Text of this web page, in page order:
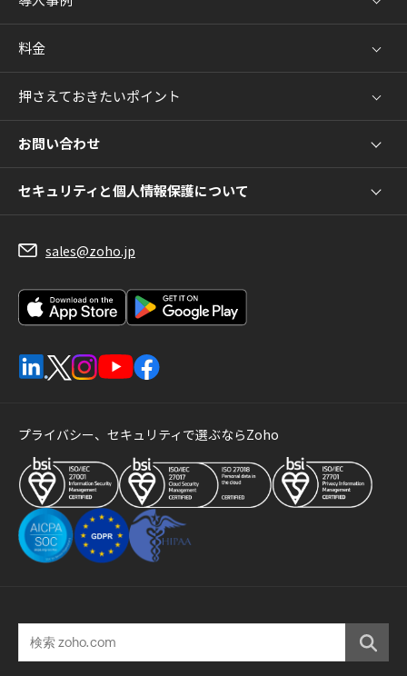
料金
押さえておきたいポイント
お問い合わせ
セキュリティと個人情報保護について
sales@zoho.jp
プライバシー、セキュリティで選ぶならZoho